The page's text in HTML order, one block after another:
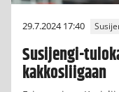
29.7.2024 17:40
Susijengi-
kakkosliigaan